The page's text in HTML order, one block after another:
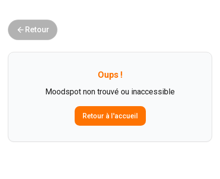
Retour
Oups !
Moodspot non trouvé ou inaccessible
Retour à l'accueil